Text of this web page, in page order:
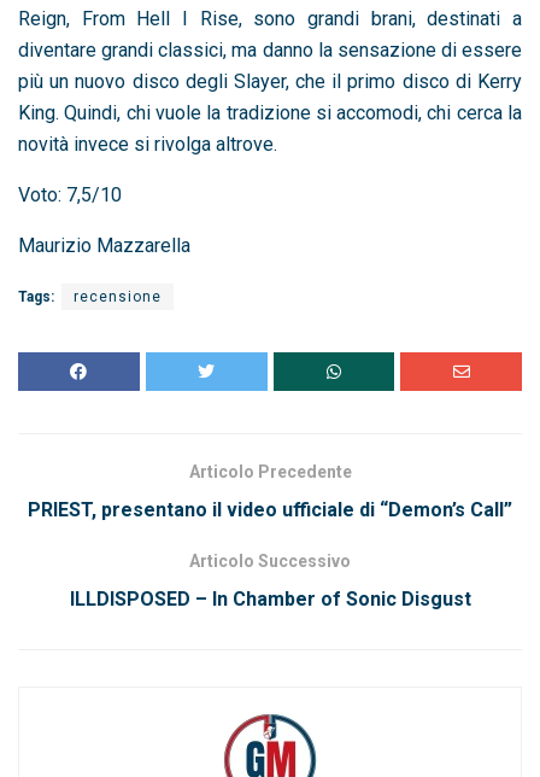
Reign, From Hell I Rise, sono grandi brani, destinati a
diventare grandi classici, ma danno la sensazione di essere
più un nuovo disco degli Slayer, che il primo disco di Kerry
King. Quindi, chi vuole la tradizione si accomodi, chi cerca la
novità invece si rivolga altrove.
Voto: 7,5/10
Maurizio Mazzarella
Tags: recensione
Articolo Precedente
PRIEST, presentano il video ufficiale di “Demon’s Call”
Articolo Successivo
ILLDISPOSED – In Chamber of Sonic Disgust